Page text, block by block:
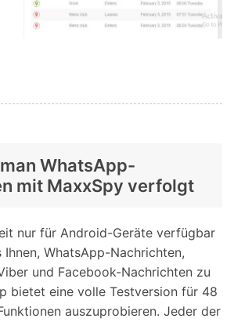
WhatsApp-
mit MaxxSpy verfolgt
nur für Android-Geräte verfügbar
WhatsApp-Nachrichten,
und Facebook-Nachrichten zu
bietet eine volle Testversion für 48
auszuprobieren. Jeder der